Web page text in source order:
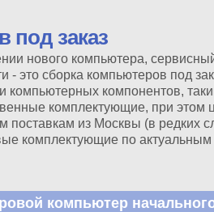
под заказ
нового компьютера,
- это сборка компьютеров под
компьютерных компонентов,
комплектующие, при
из Москвы (в редких
комплектующие по
компьютер